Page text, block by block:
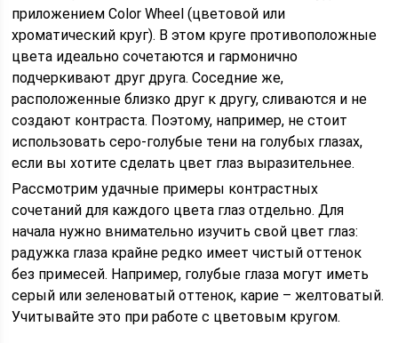
приложением Color Wheel (цветовой или
хроматический круг). В этом круге противоположные
цвета идеально сочетаются и гармонично
подчеркивают друг друга. Соседние же,
расположенные близко друг к другу, сливаются и не
создают контраста. Поэтому, например, не стоит
использовать серо-голубые тени на голубых глазах,
если вы хотите сделать цвет глаз выразительнее.
Рассмотрим удачные примеры контрастных
сочетаний для каждого цвета глаз отдельно. Для
начала нужно внимательно изучить свой цвет глаз:
радужка глаза крайне редко имеет чистый оттенок
без примесей. Например, голубые глаза могут иметь
серый или зеленоватый оттенок, карие – желтоватый.
Учитывайте это при работе с цветовым кругом.